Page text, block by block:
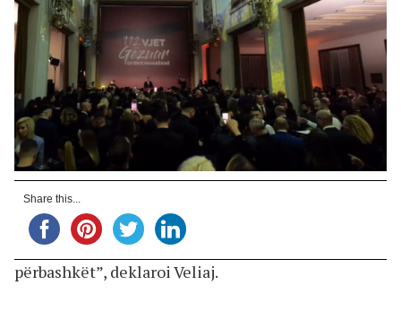
Share this...
përbashkët”, deklaroi Veliaj.